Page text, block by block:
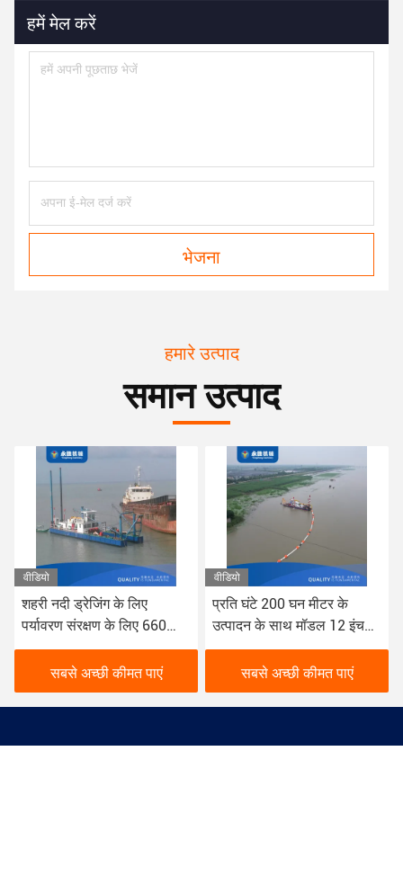
हमें मेल करें
भेजना
हमारे उत्पाद
समान उत्पाद
वीडियो
प्रति घंटे 200 घन मीटर के
उत्पादन के साथ मॉडल 12 इंच
पाइप काटने सक्शन ड्रेजर
सबसे अच्छी कीमत पाएं
वीडियो
विविध ड्रेजिंग अनुप्रयोगों के लिए
बहुमुखी सीएसडी ड्रेजर साइड
प्लेट मोटाई 6 मिमी
सबसे अच्छी कीमत पाएं